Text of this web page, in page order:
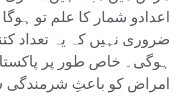
اعدادو شمار کا علم تو ہوگا
ضروری نہیں کہ یہ تعداد
ہوگی۔ خاص طور پر
امراض کو باعثِ شرمندگی